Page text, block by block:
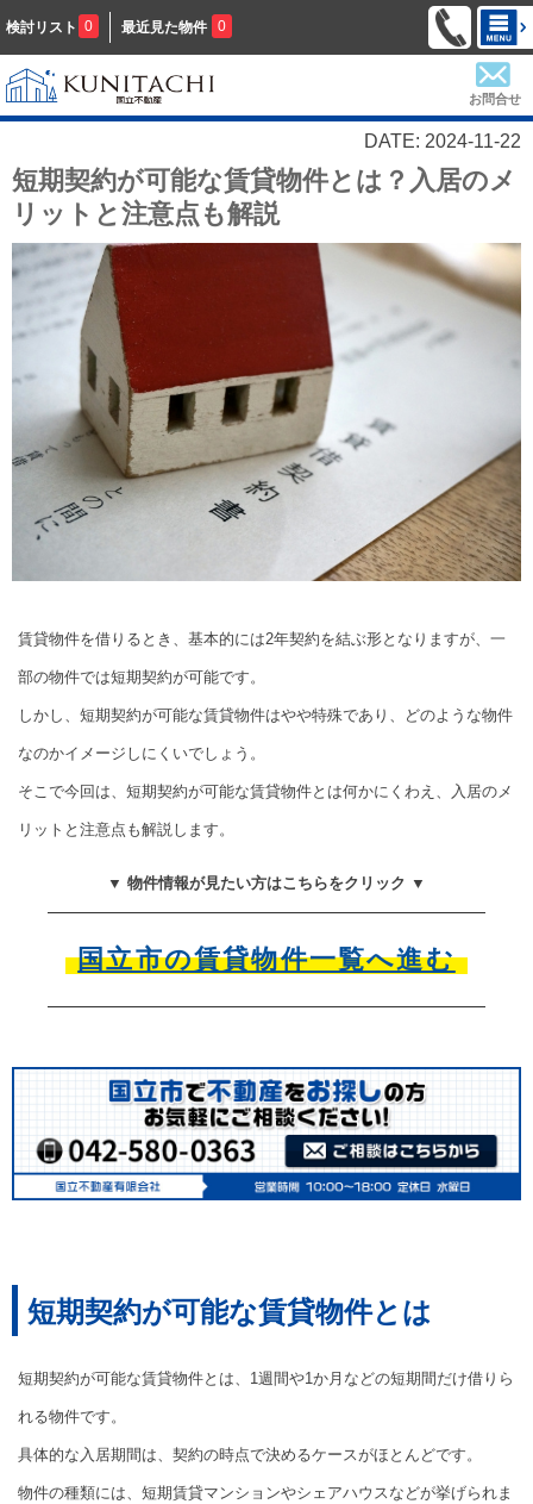
検討リスト 0 最近見た物件 0
お問合せ
DATE: 2024-11-22
短期契約が可能な賃貸物件とは？入居のメ
リットと注意点も解説
賃貸物件を借りるとき、基本的には2年契約を結ぶ形となりますが、一
部の物件では短期契約が可能です。
しかし、短期契約が可能な賃貸物件はやや特殊であり、どのような物件
なのかイメージしにくいでしょう。
そこで今回は、短期契約が可能な賃貸物件とは何かにくわえ、入居のメ
リットと注意点も解説します。
▼ 物件情報が見たい方はこちらをクリック ▼
国立市の賃貸物件一覧へ進む
短期契約が可能な賃貸物件とは
短期契約が可能な賃貸物件とは、1週間や1か月などの短期間だけ借りら
れる物件です。
具体的な入居期間は、契約の時点で決めるケースがほとんどです。
物件の種類には、短期賃貸マンションやシェアハウスなどが挙げられま